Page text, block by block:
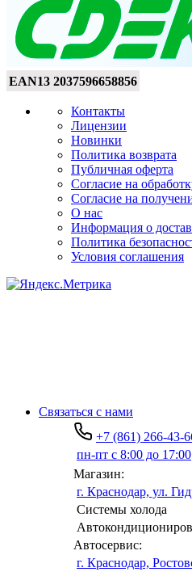
EAN13 2037596658856
Контакты
Лицензии
Новинки
Политика возврата
Публичная оферта
Согласие на
Согласие на
О нас
Информация о
Политика
Условия соглашения
Связаться с нами
+7 (861) 266-43-
пн-пт с 8:00 до 17:00
Магазин:
г. Краснодар, ул.
Системы холода
Автосервис:
г. Краснодар,